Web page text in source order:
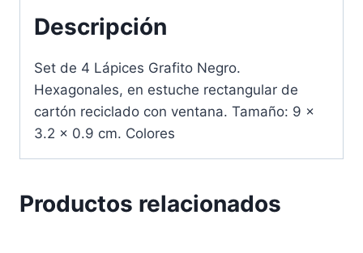
Descripción
Set de 4 Lápices Grafito Negro.
Hexagonales, en estuche rectangular de
cartón reciclado con ventana. Tamaño: 9 x
3.2 x 0.9 cm. Colores
Productos relacionados